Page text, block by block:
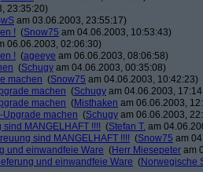
23:35:20)
am 03.06.2003, 23:55:17)
! (Snow75 am 04.06.2003, 10:53:43)
06.06.2003, 02:06:30)
! (ageeye am 06.06.2003, 08:06:58)
(Schugy am 04.06.2003, 00:35:08)
machen (Snow75 am 04.06.2003, 10:42:23)
machen (Schugy am 04.06.2003,
machen (Misthaken am 06.06.2003,
Upgrade machen (Schugy am 06.06.2003,
MANGELHAFT !!!! (Stefan T. am
sind MANGELHAFT !!!! (Snow75 am
und einwandfeie Ware (Herr Miesepeter am
und einwandfeie Ware (Norwegische